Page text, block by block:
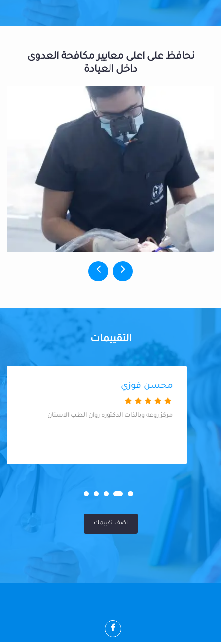
نحافظ على اعلى معايير مكافحة العدوى
داخل العيادة
التقييمات
محسن فوزي
مركز روعه وبالذات الدكتوره روان الطب الاسنان
اضف تقييمك